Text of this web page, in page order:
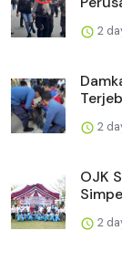
2
2
OJK
2